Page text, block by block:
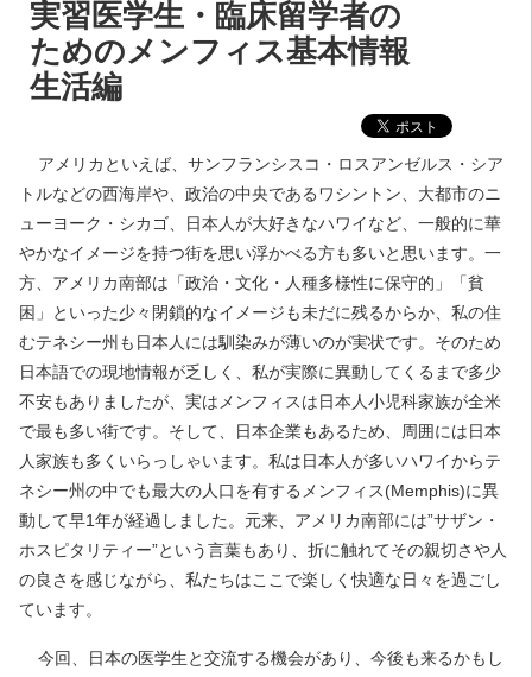
実習医学生・臨床留学者の
ためのメンフィス基本情報
生活編
アメリカといえば、サンフランシスコ・ロスアンゼルス・シア
トルなどの西海岸や、政治の中央であるワシントン、大都市のニ
ューヨーク・シカゴ、日本人が大好きなハワイなど、一般的に華
やかなイメージを持つ街を思い浮かべる方も多いと思います。 一
方、アメリカ南部は「政治・文化・人種多様性に保守的」「貧
困」といった少々閉鎖的なイメージも未だに残るからか、私の住
むテネシー州も日本人には馴染みが薄いのが実状です。 そのため
日本語での現地情報が乏しく、私が実際に異動してくるまで多少
不安もありましたが、実はメンフィスは日本人小児科家族が全米
で最も多い街です。そして、日本企業もあるため、周囲には日本
人家族も多くいらっしゃいます。 私は日本人が多いハワイからテ
ネシー州の中でも最大の人口を有するメンフィス(Memphis)に異
動して早1年が経過しました。元来、アメリカ南部には”サザン・
ホスピタリティー”という言葉もあり、折に触れてその親切さや人
の良さを感じながら、私たちはここで楽しく快適な日々を過ごし
ています。
今回、日本の医学生と交流する機会があり、今後も来るかもし